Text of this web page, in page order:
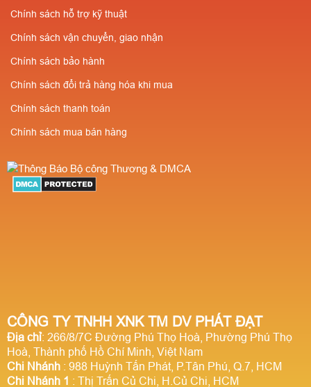
CÔNG TY TNHH XNK TM DV PHÁT ĐẠT
Địa chỉ: 266/8/7C Đường Phú Thọ Hoà, Phường Phú Thọ
Hoà, Thành phố Hồ Chí Minh, Việt Nam
Chi Nhánh : 988 Huỳnh Tấn Phát, P.Tân Phú, Q.7, HCM
Chi Nhánh 1 : Thị Trấn Củ Chi, H.Củ Chi, HCM
Chính sách hỗ trợ kỹ thuật
Chính sách vận chuyển, giao nhận
Chính sách bảo hành
Chính sách đổi trả hàng hóa khi mua
Chính sách thanh toán
Chính sách mua bán hàng